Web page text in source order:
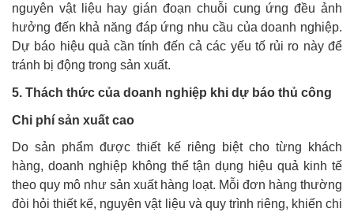
nguyên vật liệu hay gián đoạn chuỗi cung ứng đều ảnh
hưởng đến khả năng đáp ứng nhu cầu của doanh nghiệp.
Dự báo hiệu quả cần tính đến cả các yếu tố rủi ro này để
tránh bị động trong sản xuất.
5. Thách thức của doanh nghiệp khi dự báo thủ công
Chi phí sản xuất cao
Do sản phẩm được thiết kế riêng biệt cho từng khách
hàng, doanh nghiệp không thể tận dụng hiệu quả kinh tế
theo quy mô như sản xuất hàng loạt. Mỗi đơn hàng thường
đòi hỏi thiết kế, nguyên vật liệu và quy trình riêng, khiến chi